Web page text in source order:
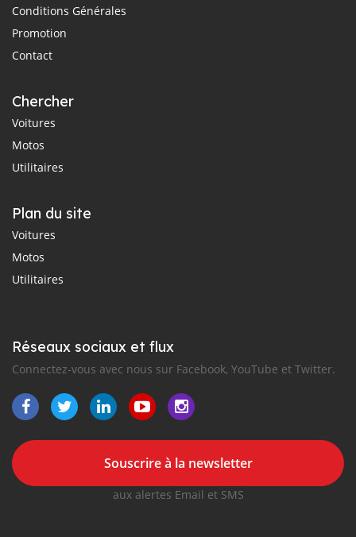
Conditions Générales
Promotion
Contact
Chercher
Voitures
Motos
Utilitaires
Plan du site
Voitures
Motos
Utilitaires
Réseaux sociaux et flux
Connectez-vous avec nous sur Facebook, YouTube et Twitter.
Souscrire à la newsletter
aux alertes Email et SMS